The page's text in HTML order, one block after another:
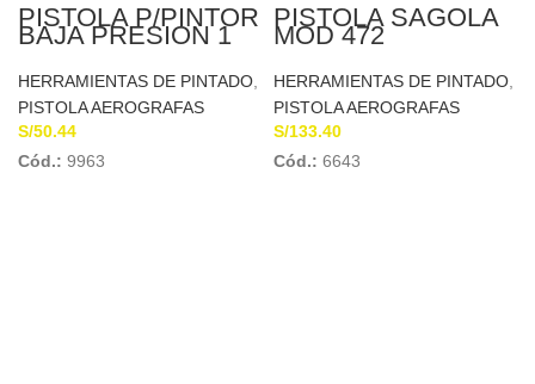
PISTOLA P/PINTOR
BAJA PRESION 1
LT 20PSI-50PSI
TRUPER 19000
HERRAMIENTAS DE PINTADO
PISTOLA AEROGRAFAS
S/50.44
Cód.: 9963
PISTOLA SAGOLA
MOD 472
HERRAMIENTAS DE PINTADO
PISTOLA AEROGRAFAS
S/133.40
Cód.: 6643